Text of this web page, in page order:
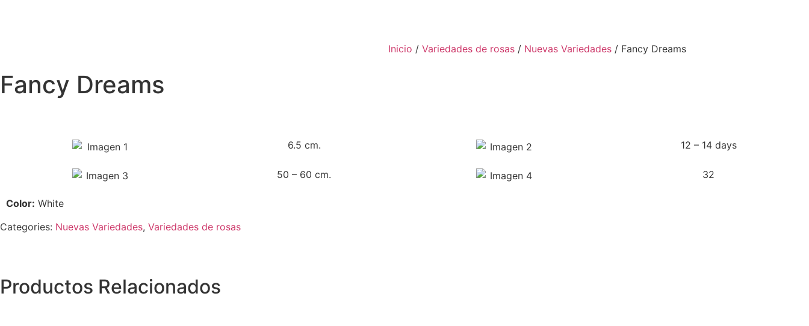
Inicio /Variedades de rosas / Nuevas Variedades / Fancy Dreams
Fancy Dreams
6.5 cm. 12 – 14 days
50 – 60 cm. 32
Color: White
Categories: Nuevas Variedades, Variedades de rosas
Productos Relacionados